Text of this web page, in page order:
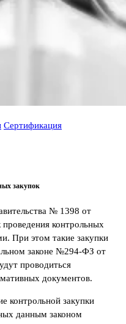
Сертификация
закупок
№ 1398 от
контрольных
При этом такие закупки
законе №294-ФЗ от
проводиться
документов.
контрольной закупки
данным законом